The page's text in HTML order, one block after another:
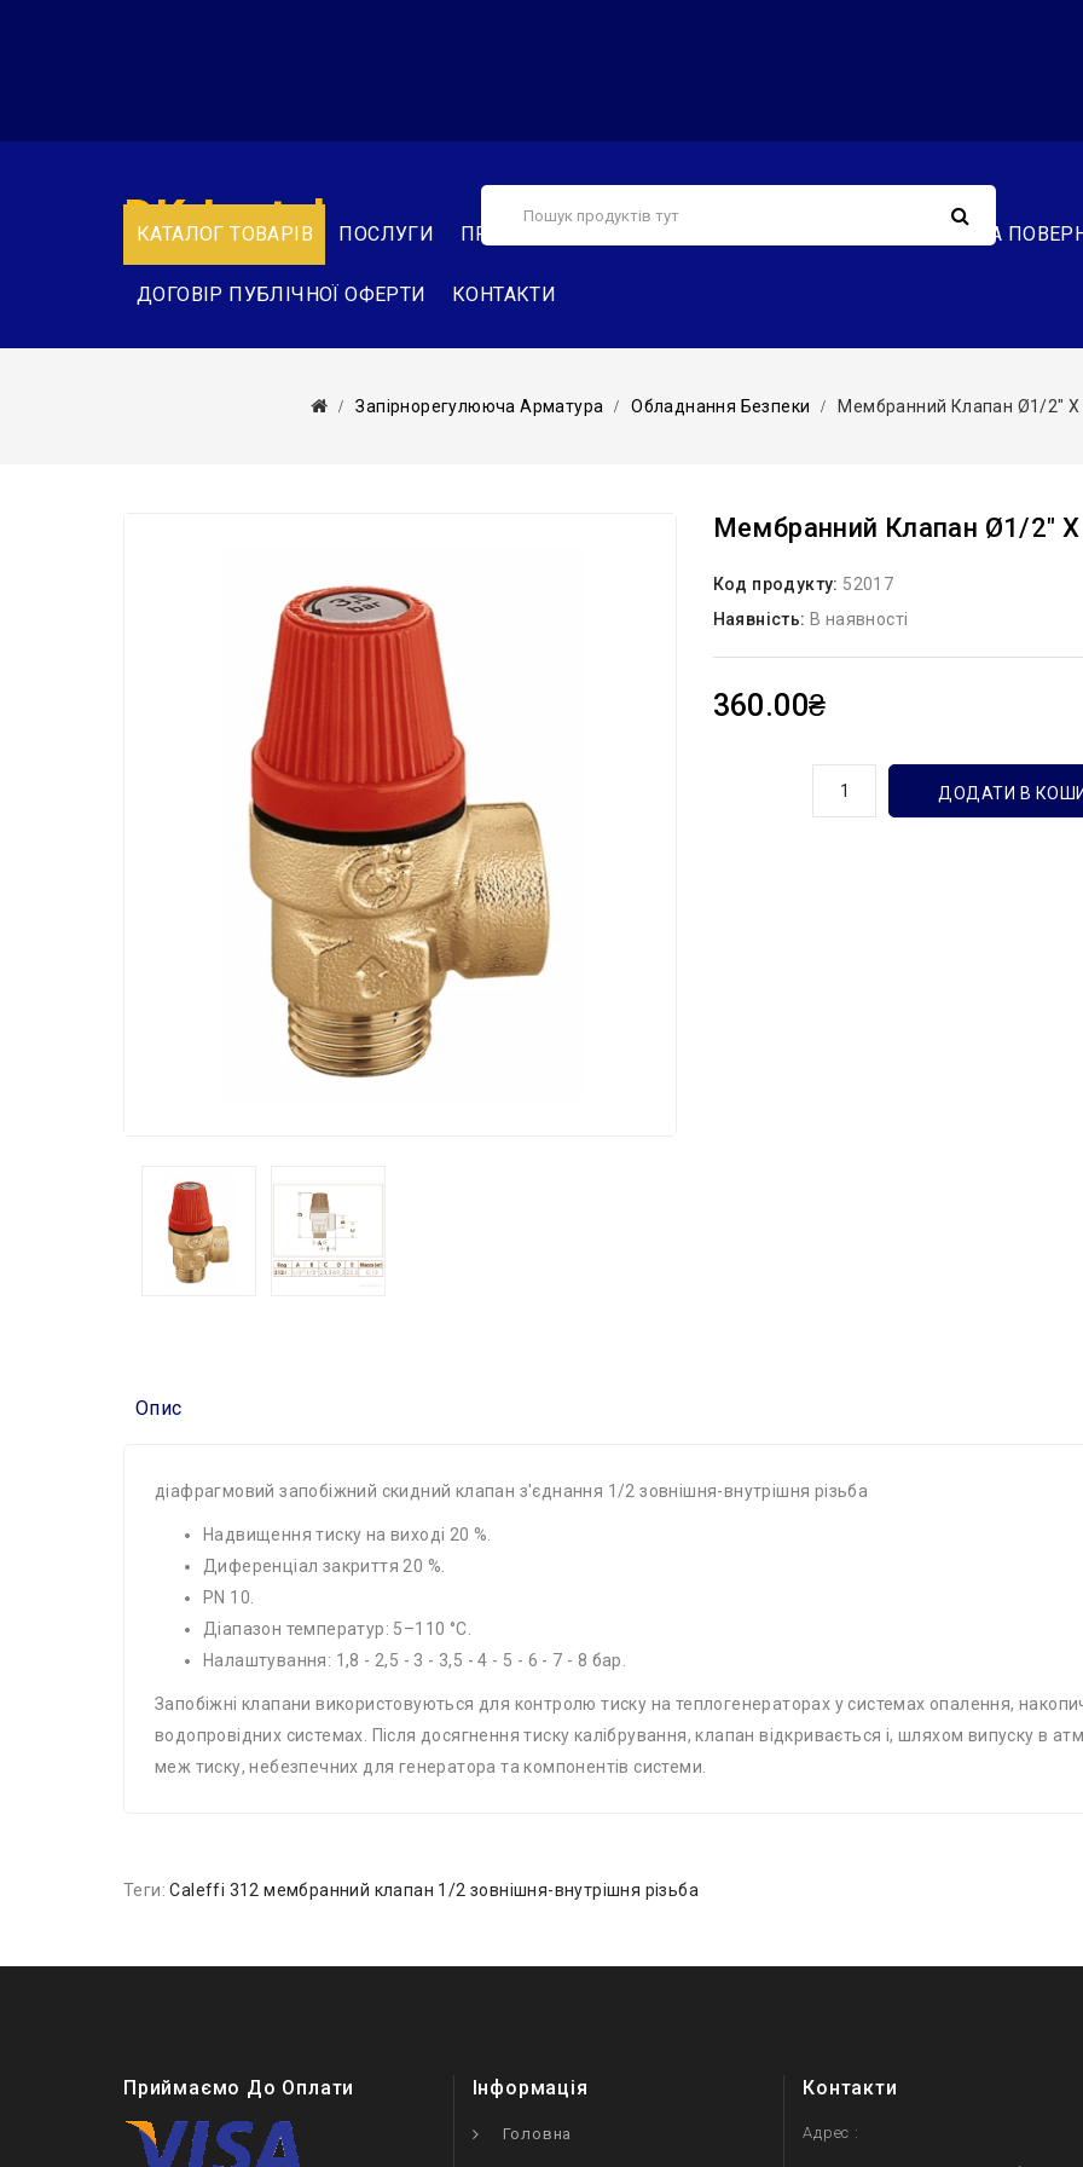
КАТАЛОГ ТОВАРІВ ПОСЛУГИ ПРО НАС ОБМІН ТА
ДОГОВІР ПУБЛІЧНОЇ ОФЕРТИ КОНТАКТИ
DK-Instal
Запірнорегулююча Арматура Обладнання Безпеки Мембранний Клапан Ø1/2″ Х
Мембранний Клапан Ø1/2″
Код продукту: 52017
Наявність: В наявності
360.00₴
ДОДАТИ В
Опис
діафрагмовий запобіжний скидний клапан з'єднання 1/2 зовнішня-внутрішня різьба
Надвищення тиску на виході 20 %.
Диференціал закриття 20 %.
PN 10.
Діапазон температур: 5–110 °C.
Налаштування: 1,8 - 2,5 - 3 - 3,5 - 4 - 5 - 6 - 7 - 8 бар.
Запобіжні клапани використовуються для контролю тиску на теплогенераторах у системах опалення,
водопровідних системах. Після досягнення тиску калібрування, клапан відкривається і, шляхом випуску в
меж тиску, небезпечних для генератора та компонентів системи.
Теги:Caleffi 312 мембранний клапан 1/2 зовнішня-внутрішня різьба
Приймаємо До Оплати Інформація
Головна
Контакти
Адрес :